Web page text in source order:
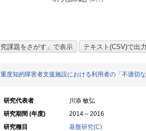
重度知的障害者支援施設における利用者の「不適切
研究代表者
川添 敏弘
研究期間 (年度)
2014 – 2016
研究種目
基盤研究(C)